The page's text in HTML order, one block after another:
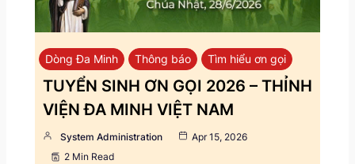
Dòng Đa Minh Thông báo Tìm hiểu ơn gọi
TUYỂN SINH ƠN GỌI 2026 – THỈNH
VIỆN ĐA MINH VIỆT NAM
System Administration
Apr 15, 2026
2 Min Read